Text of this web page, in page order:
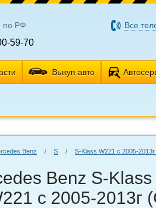
по РФ
59-70
Все
Выкуп авто
Benz / S / S-Klass W221 с 2005-
Benz S-
с 2005-2013г